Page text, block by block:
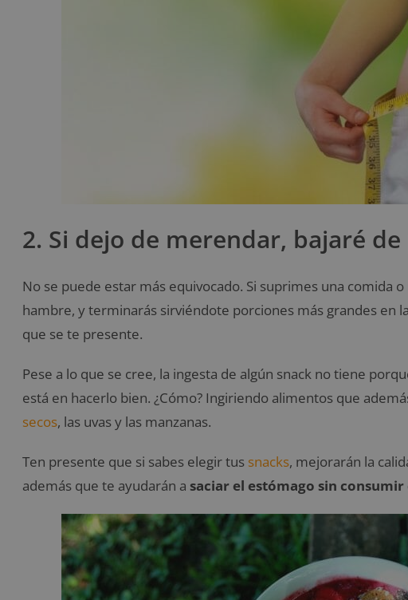
2. Si dejo de merendar, bajaré de
No se puede estar más equivocado. Si suprimes una comida
hambre, y terminarás sirviéndote porciones más grandes en
que se te presente.
Pese a lo que se cree, la ingesta de algún snack no tiene
está en hacerlo bien. ¿Cómo? Ingiriendo alimentos que
secos, las uvas y las manzanas.
Ten presente que si sabes elegir tus snacks, mejorarán la
además que te ayudarán a saciar el estómago sin